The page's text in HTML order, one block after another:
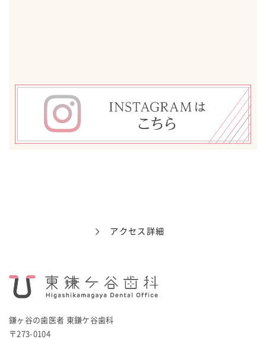
アクセス詳細
鎌ヶ谷の歯医者 東鎌ケ谷歯科
〒273-0104